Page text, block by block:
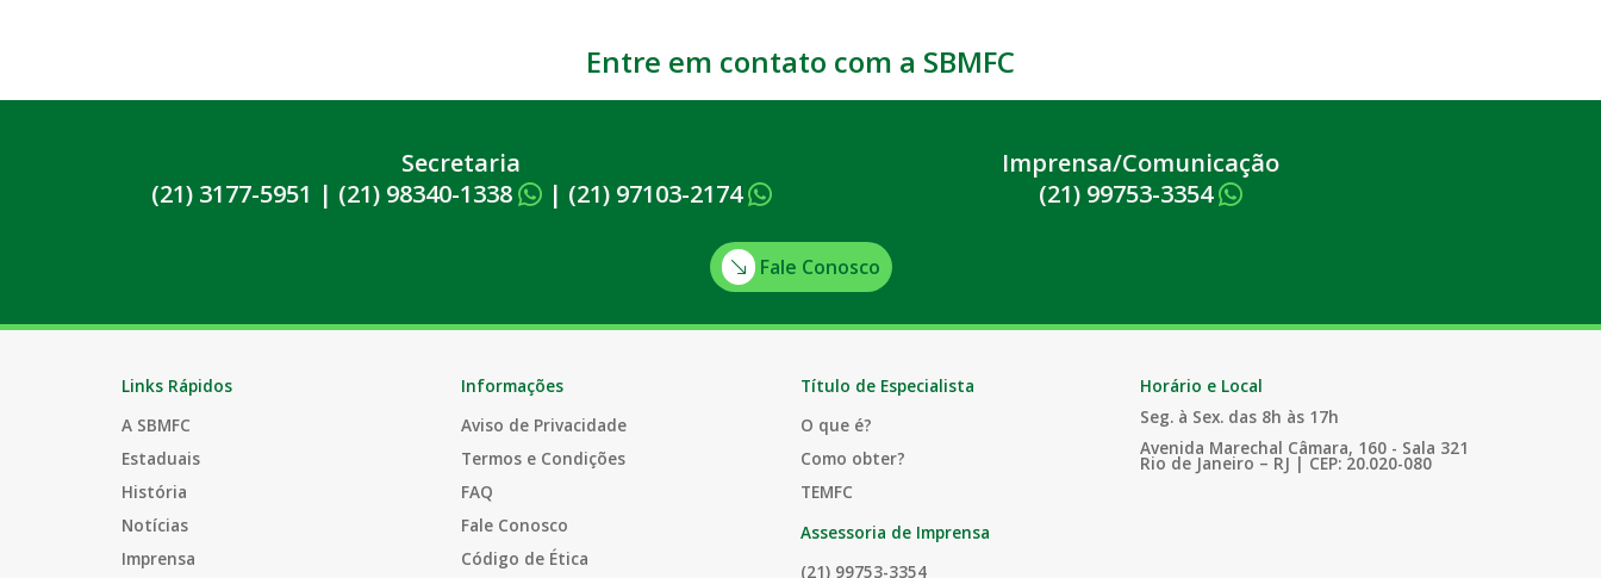
Entre em contato com a SBMFC
Secretaria
(21) 3177-5951 | (21) 98340-1338 | (21) 97103-2174
Imprensa/Comunicação
(21) 99753-3354
Fale Conosco
Links Rápidos
A SBMFC
Estaduais
História
Notícias
Imprensa
Informações
Aviso de Privacidade
Termos e Condições
FAQ
Fale Conosco
Código de Ética
Título de Especialista
O que é?
Como obter?
TEMFC
Assessoria de Imprensa
(21) 99753-3354
Horário e Local
Seg. à Sex. das 8h às 17h
Avenida Marechal Câmara, 160 - Sala 321
Rio de Janeiro – RJ | CEP: 20.020-080